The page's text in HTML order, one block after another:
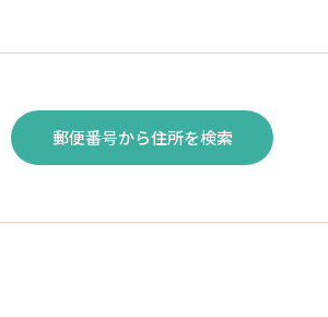
郵便番号から住所を検索